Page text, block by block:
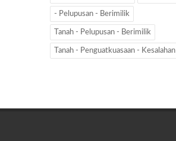
- Pelupusan - Berimilik
Tanah - Pelupusan - Berimilik
Tanah - Penguatkuasaan - Kesalahan